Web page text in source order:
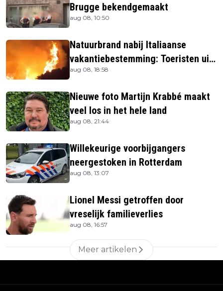
Brugge bekendgemaakt
aug 08, 10:50
Natuurbrand nabij Italiaanse
vakantiebestemming: Toeristen uit
verblijven gehaald
aug 08, 18:58
Nieuwe foto Martijn Krabbé maakt
veel los in het hele land
aug 08, 21:44
Willekeurige voorbijgangers
neergestoken in Rotterdam
aug 08, 13:07
Lionel Messi getroffen door
vreselijk familieverlies
aug 08, 16:57
Meer artikelen